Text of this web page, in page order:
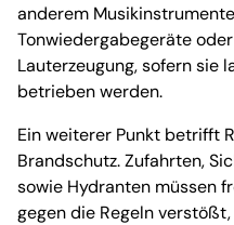
anderem
Tonwiedergabegeräte
Lauterzeugung, sofern sie
betrieben werden.
Ein weiterer Punkt betrifft
Brandschutz. Zufahrten,
sowie Hydranten müssen
gegen die Regeln